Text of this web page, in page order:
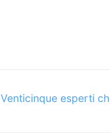
Articolo
Venticinque esperti